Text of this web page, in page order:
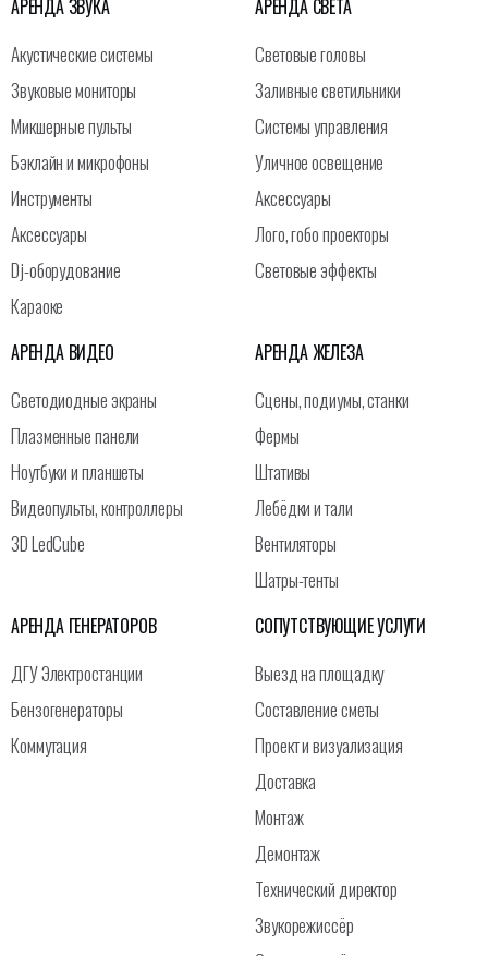
АРЕНДА ЗВУКА
Акустические системы
Звуковые мониторы
Микшерные пульты
Бэклайн и микрофоны
Инструменты
Аксессуары
Dj-оборудование
Караоке
АРЕНДА СВЕТА
Световые головы
Заливные светильники
Системы управления
Уличное освещение
Аксессуары
Лого, гобо проекторы
Световые эффекты
АРЕНДА ВИДЕО
Светодиодные экраны
Плазменные панели
Ноутбуки и планшеты
Видеопульты, контроллеры
3D LedCube
АРЕНДА ЖЕЛЕЗА
Сцены, подиумы, станки
Фермы
Штативы
Лебёдки и тали
Вентиляторы
Шатры-тенты
АРЕНДА ГЕНЕРАТОРОВ
ДГУ Электростанции
Бензогенераторы
Коммутация
СОПУТСТВУЮЩИЕ УСЛУГИ
Выезд на площадку
Составление сметы
Проект и визуализация
Доставка
Монтаж
Демонтаж
Технический директор
Звукорежиссёр